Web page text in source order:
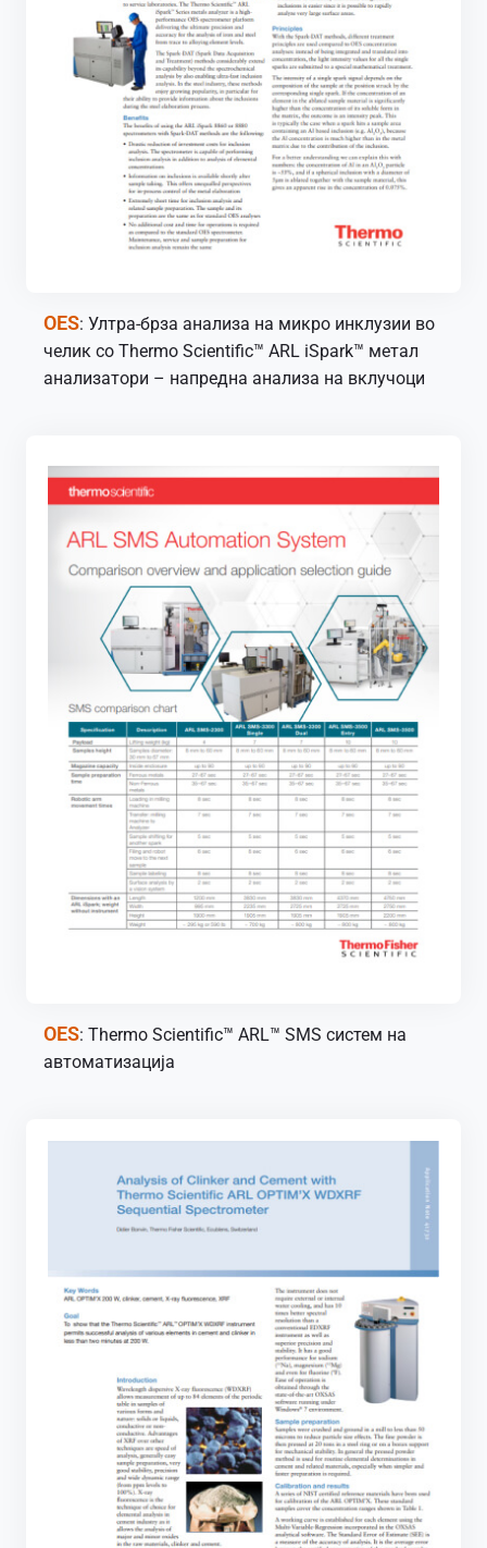
OES: Ултра-брза анализа на микро инклузии во
челик со Thermo Scientific™ ARL iSpark™ метал
анализатори – напредна анализа на вклучоци
OES: Thermo Scientific™ ARL™ SMS систем на
автоматизација